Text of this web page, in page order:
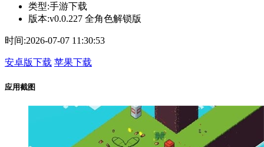
类型:手游下载
版本:v0.0.227 全角色解锁版
时间:2026-07-07 11:30:53
安卓版下载 苹果下载
应用截图